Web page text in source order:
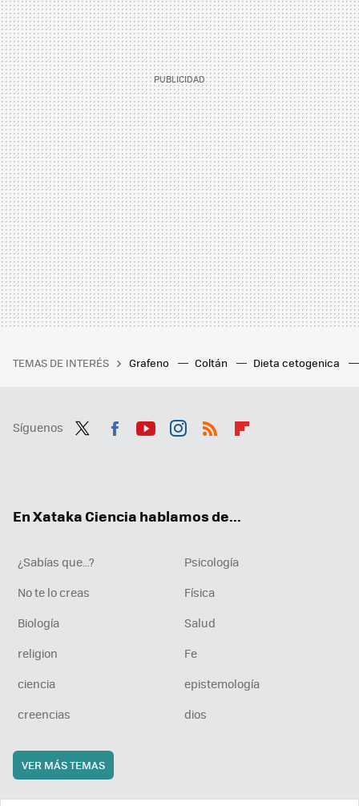
TEMAS DE INTERÉS Grafeno Coltán Dieta cetogenica
Síguenos
En Xataka Ciencia hablamos de...
¿Sabías que...?
Psicología
No te lo creas
Física
Biología
Salud
religion
Fe
ciencia
epistemología
creencias
dios
VER MÁS TEMAS